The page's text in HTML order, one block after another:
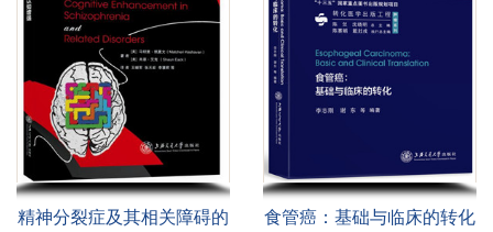
精神分裂症及其相关障碍的
食管癌：基础与临床的转化